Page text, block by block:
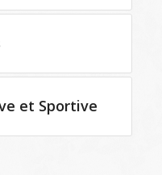
et Sportive